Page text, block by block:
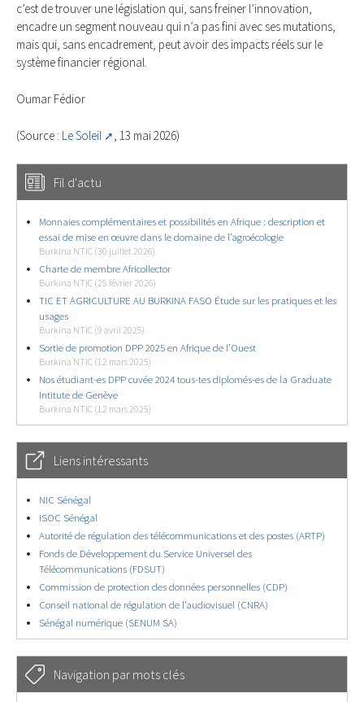
c’est de trouver une législation qui, sans freiner l’innovation,
encadre un segment nouveau qui n’a pas fini avec ses mutations,
mais qui, sans encadrement, peut avoir des impacts réels sur le
système financier régional.
Oumar Fédior
(Source : Le Soleil , 13 mai 2026)
Fil d'actu
Monnaies complémentaires et possibilités en Afrique : description et
essai de mise en œuvre dans le domaine de l’agroécologie
Burkina NTIC (30 juillet 2026)
Charte de membre Africollector
Burkina NTIC (25 février 2026)
TIC ET AGRICULTURE AU BURKINA FASO Étude sur les pratiques et les
usages
Burkina NTIC (9 avril 2025)
Sortie de promotion DPP 2025 en Afrique de l’Ouest
Burkina NTIC (12 mars 2025)
Nos étudiant-es DPP cuvée 2024 tous-tes diplomés-es de la Graduate
Intitute de Genève
Burkina NTIC (12 mars 2025)
Liens intéressants
NIC Sénégal
ISOC Sénégal
Autorité de régulation des télécommunications et des postes (ARTP)
Fonds de Développement du Service Universel des
Télécommunications (FDSUT)
Commission de protection des données personnelles (CDP)
Conseil national de régulation de l’audiovisuel (CNRA)
Sénégal numérique (SENUM SA)
Navigation par mots clés